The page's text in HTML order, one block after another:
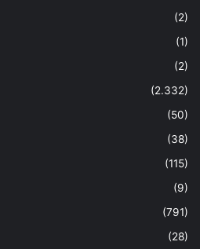
(2)
(1)
(2)
(2.332)
(50)
(38)
(115)
(9)
(791)
(28)